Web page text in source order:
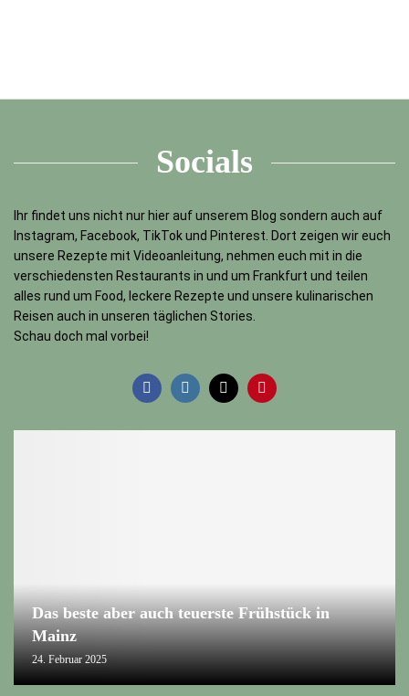
Socials
Ihr findet uns nicht nur hier auf unserem Blog sondern auch auf
Instagram, Facebook, TikTok und Pinterest. Dort zeigen wir euch
unsere Rezepte mit Videoanleitung, nehmen euch mit in die
verschiedensten Restaurants in und um Frankfurt und teilen
alles rund um Food, leckere Rezepte und unsere kulinarischen
Reisen auch in unseren täglichen Stories.
Schau doch mal vorbei!
Das beste aber auch teuerste Frühstück in
Mainz
24. Februar 2025